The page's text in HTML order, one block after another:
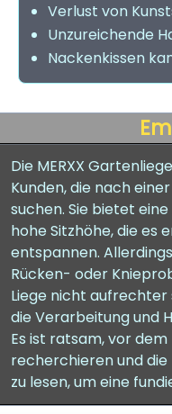
Verlust von
Unzureichende
Nackenkissen
Die MERXX
Kunden, die nach
suchen. Sie bietet
hohe Sitzhöhe, die es
entspannen.
Rücken- oder
Liege nicht
die Verarbeitung und
Es ist ratsam, vor
recherchieren und
zu lesen, um eine